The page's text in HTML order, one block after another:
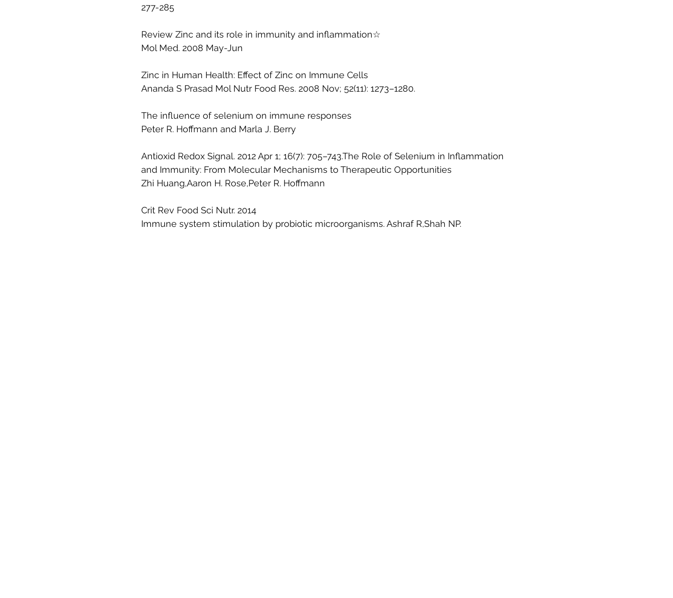
277-285
Review Zinc and its role in immunity and inflammation☆
Mol Med. 2008 May-Jun
Zinc in Human Health: Effect of Zinc on Immune Cells
Ananda S Prasad Mol Nutr Food Res. 2008 Nov; 52(11): 1273–1280.
The influence of selenium on immune responses
Peter R. Hoffmann and Marla J. Berry
Antioxid Redox Signal. 2012 Apr 1; 16(7): 705–743.The Role of Selenium in Inflammation
and Immunity: From Molecular Mechanisms to Therapeutic Opportunities
Zhi Huang,Aaron H. Rose,Peter R. Hoffmann
Crit Rev Food Sci Nutr. 2014
Immune system stimulation by probiotic microorganisms. Ashraf R,Shah NP.